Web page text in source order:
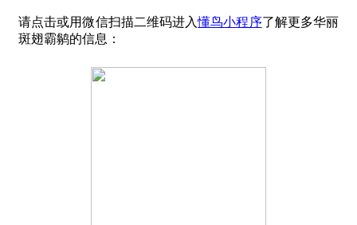
请点击或用微信扫描二维码进入懂鸟小程序了解更多华丽
斑翅霸鹟的信息：